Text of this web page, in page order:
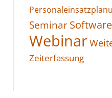
SeminarSoftware
Webinar
Zeiterfassung